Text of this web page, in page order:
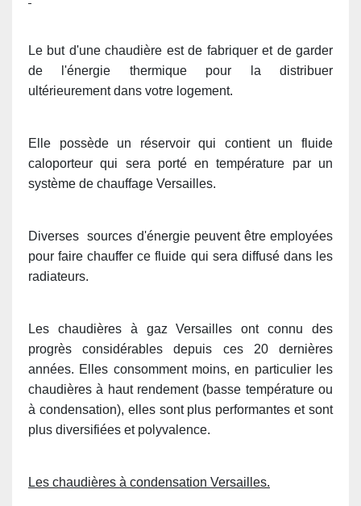
Le but d'une chaudière est de fabriquer et de garder
de l'énergie thermique pour la distribuer
ultérieurement dans votre logement.
Elle possède un réservoir qui contient un fluide
caloporteur qui sera porté en température par un
système de chauffage Versailles.
Diverses sources d'énergie peuvent être employées
pour faire chauffer ce fluide qui sera diffusé dans les
radiateurs.
Les chaudières à gaz Versailles ont connu des
progrès considérables depuis ces 20 dernières
années. Elles consomment moins, en particulier les
chaudières à haut rendement (basse température ou
à condensation), elles sont plus performantes et sont
plus diversifiées et polyvalence.
Les chaudières à condensation Versailles.